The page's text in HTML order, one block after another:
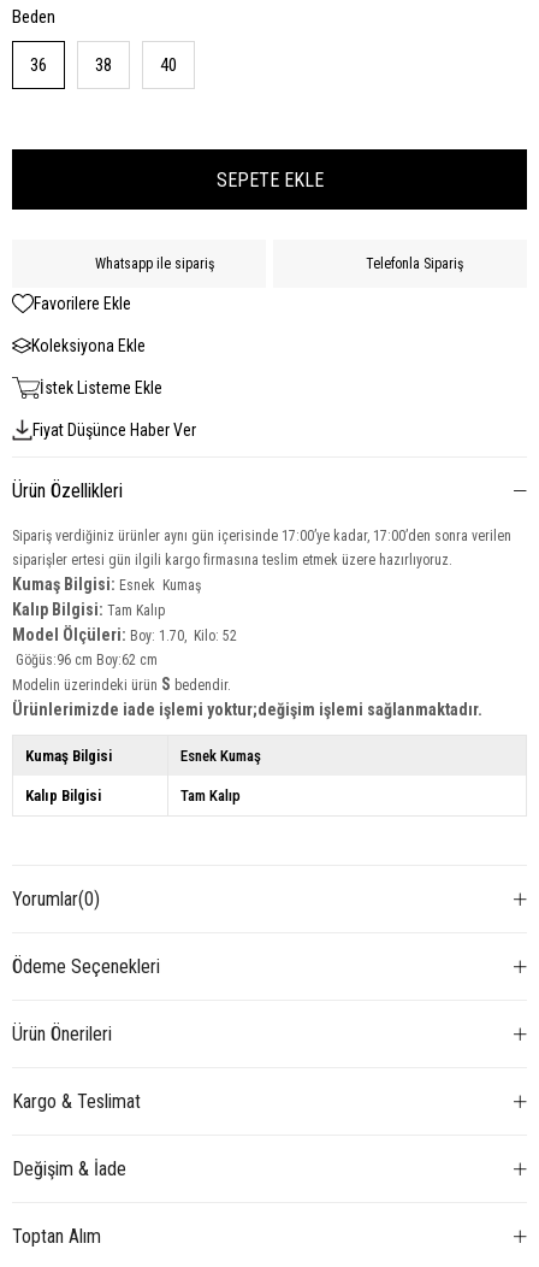
Beden
36 38 40
Whatsapp ile sipariş Telefonla Sipariş
Favorilere Ekle
Koleksiyona Ekle
İstek Listeme Ekle
Fiyat Düşünce Haber Ver
Ürün Özellikleri
Sipariş verdiğiniz ürünler aynı gün içerisinde 17:00’ye kadar, 17:00’den sonra verilen
siparişler ertesi gün ilgili kargo firmasına teslim etmek üzere hazırlıyoruz.
Kumaş Bilgisi: Esnek Kumaş
Kalıp Bilgisi: Tam Kalıp
Model Ölçüleri: Boy: 1.70, Kilo: 52
Göğüs:96 cm Boy:62 cm
Modelin üzerindeki ürün S bedendir.
Ürünlerimizde iade işlemi yoktur;değişim işlemi sağlanmaktadır.
Kumaş Bilgisi Esnek Kumaş
Kalıp Bilgisi Tam Kalıp
Yorumlar(0)
Ödeme Seçenekleri
Ürün Önerileri
Kargo & Teslimat
Değişim & İade
Toptan Alım